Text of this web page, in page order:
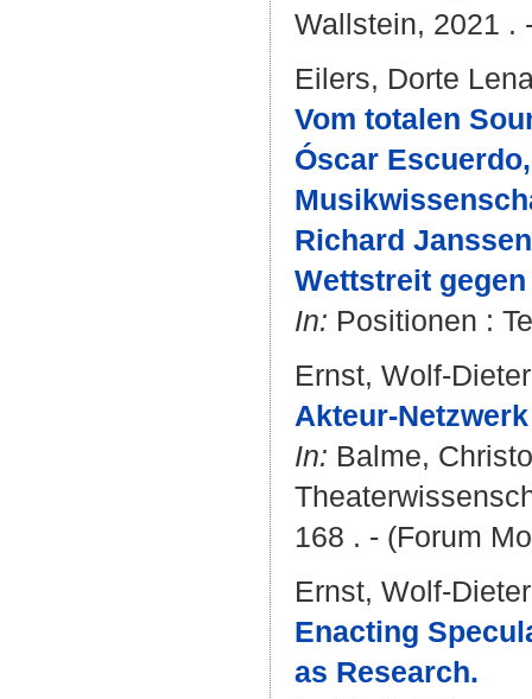
Wallstein, 2021 .
Eilers, Dorte
Vom totalen
Óscar
Richard
Wettstreit
In: Positionen :
Ernst, Wolf-Dieter
Akteur-
In: Balme,
168 . - (Forum
Ernst, Wolf-Dieter
Enacting
as Research.